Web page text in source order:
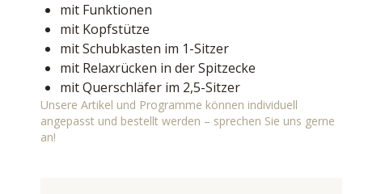
mit Funktionen
mit Kopfstütze
mit Schubkasten im 1-Sitzer
mit Relaxrücken in der Spitzecke
mit Querschläfer im 2,5-Sitzer
Unsere Artikel und Programme können individuell
angepasst und bestellt werden – sprechen Sie uns gerne
an!